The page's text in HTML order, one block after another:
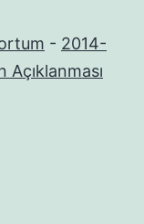
- 2014-
Açıklanması